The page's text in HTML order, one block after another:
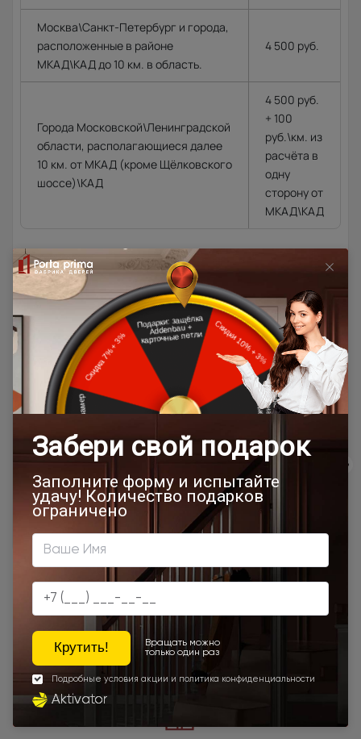
Москва\Санкт-Петербург и города,
расположенные в районе
МКАД\КАД до 10 км. в область.
4 500 руб.
Города Московской\Ленинградской
области, располагающиеся далее
10 км. от МКАД (кроме Щёлковского
шоссе)\КАД
4 500 руб.
+ 100
руб.\км. из
расчёта в
одну
сторону от
МКАД\КАД
Доставка в регионы осуществляется по тарифам нашего
дилера в данном регионе или, при заказе через запрос с
сайта, отдельно рассчитывается менеджером интернет-
Подробная информация о доставке
Товар относится к категориям:
500x1900
Межкомнатные двери 55х190 см
700x1900 900x2000 Двери Neo Classic Decoro
800x2000
900x2200
700x2200
900x1900 800x2100 700x2100 800x2200
900x2300 900x2400 1200x2000
Шампань
Высота 180 Высота 190 Высота 195
Наши преимущества